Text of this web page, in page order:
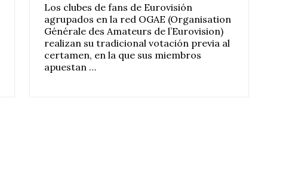
Los clubes de fans de Eurovisión
agrupados en la red OGAE (Organisation
Générale des Amateurs de l’Eurovision)
realizan su tradicional votación previa al
certamen, en la que sus miembros
apuestan …